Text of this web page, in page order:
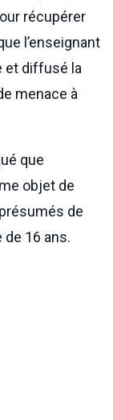
récupérer
l’enseignant
et diffusé la
menace à
que
objet de
de
de 16 ans.